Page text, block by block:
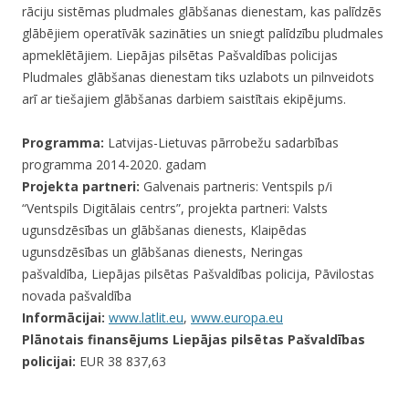
rāciju sistēmas pludmales glābšanas dienestam, kas palīdzēs
glābējiem operatīvāk sazināties un sniegt palīdzību pludmales
apmeklētājiem. Liepājas pilsētas Pašvaldības policijas
Pludmales glābšanas dienestam tiks uzlabots un pilnveidots
arī ar tiešajiem glābšanas darbiem saistītais ekipējums.
Programma: Latvijas-Lietuvas pārrobežu sadarbības
programma 2014-2020. gadam
Projekta partneri: Galvenais partneris: Ventspils p/i
“Ventspils Digitālais centrs”, projekta partneri: Valsts
ugunsdzēsības un glābšanas dienests, Klaipēdas
ugunsdzēsības un glābšanas dienests, Neringas
pašvaldība, Liepājas pilsētas Pašvaldības policija, Pāvilostas
novada pašvaldība
Informācijai: www.latlit.eu, www.europa.eu
Plānotais finansējums Liepājas pilsētas Pašvaldības
policijai: EUR 38 837,63